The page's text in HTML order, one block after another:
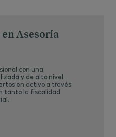
Asesoría
con una
y de alto nivel.
en activo a través
tanto la fiscalidad